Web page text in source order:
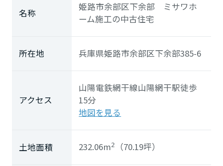
名称
姫路市余部区下余部 ミサワホ
ーム施工の中古住宅
所在地 兵庫県姫路市余部区下余部385-6
アクセス
山陽電鉄網干線山陽網干駅徒歩
15分
地図を見る
土地面積 232.06m2 （70.19坪）